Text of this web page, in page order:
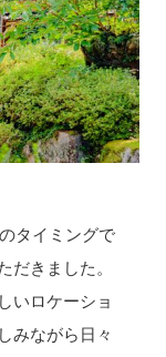
タイミングで
だきました。
いロケーショ
みながら日々